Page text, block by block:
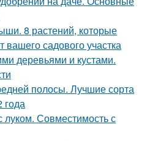
8 растений, которые
вашего садового участка
деревьями и кустами.
полосы. Лучшие сорта
Совместимость с